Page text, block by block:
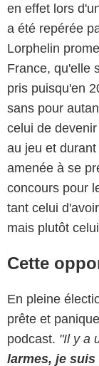
en effet lors
a été repérée
Lorphelin
France, qu'elle
pris puisqu'en
sans pour
celui de
au jeu et
amenée à se
concours pour
tant celui
mais plutôt
Cette
En pleine
prête et
podcast. "Il y a
larmes, je